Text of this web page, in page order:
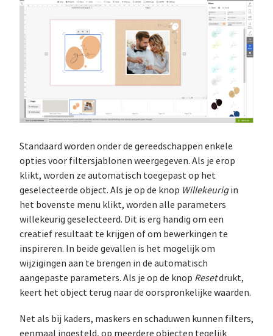
Standaard worden onder de gereedschappen enkele
opties voor filtersjablonen weergegeven. Als je erop
klikt, worden ze automatisch toegepast op het
geselecteerde object. Als je op de knop Willekeurigin
het bovenste menu klikt, worden alle parameters
willekeurig geselecteerd. Dit is erg handig om een
creatief resultaat te krijgen of om bewerkingen te
inspireren. In beide gevallen is het mogelijk om
wijzigingen aan te brengen in de automatisch
aangepaste parameters. Als je op de knop Resetdrukt,
keert het object terug naar de oorspronkelijke waarden.
Net als bij kaders, maskers en schaduwen kunnen filters,
eenmaal ingesteld, op meerdere objecten tegelijk